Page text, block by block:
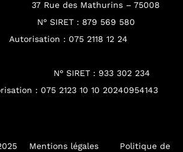
Mathurins – 75008
N° SIRET : 879 569 580
Autorisation : 075 2118 12 24
N° SIRET : 933 302 234
: 075 2123 10 10 20240954143
Mentions légales
Politique de